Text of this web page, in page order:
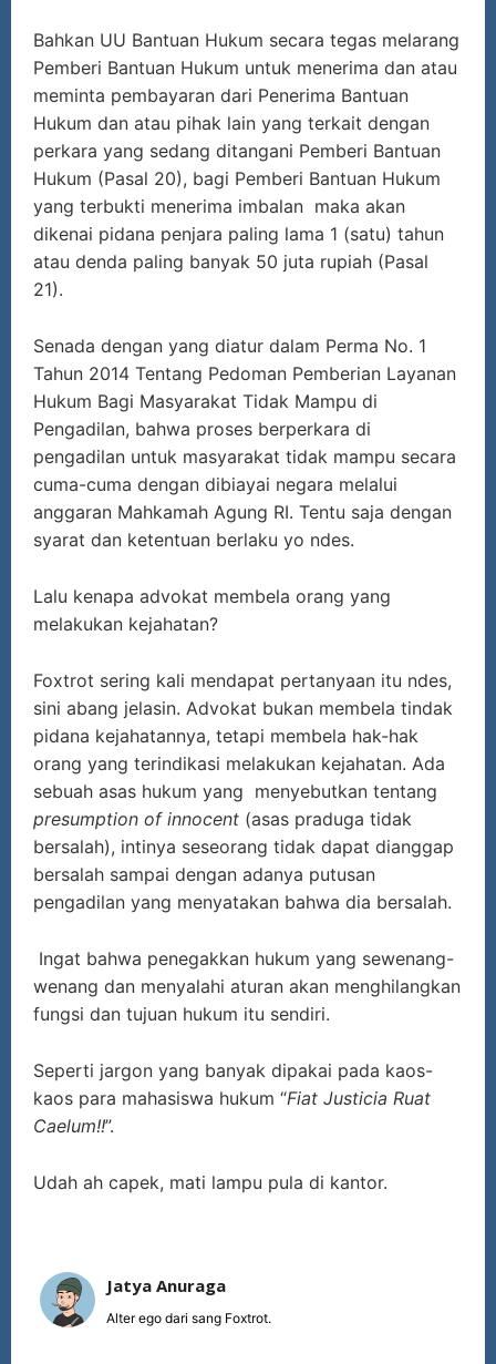
Bahkan UU Bantuan Hukum secara tegas melarang
Pemberi Bantuan Hukum untuk menerima dan atau
meminta pembayaran dari Penerima Bantuan
Hukum dan atau pihak lain yang terkait dengan
perkara yang sedang ditangani Pemberi Bantuan
Hukum (Pasal 20), bagi Pemberi Bantuan Hukum
yang terbukti menerima imbalan maka akan
dikenai pidana penjara paling lama 1 (satu) tahun
atau denda paling banyak 50 juta rupiah (Pasal
21).
Senada dengan yang diatur dalam Perma No. 1
Tahun 2014 Tentang Pedoman Pemberian Layanan
Hukum Bagi Masyarakat Tidak Mampu di
Pengadilan, bahwa proses berperkara di
pengadilan untuk masyarakat tidak mampu secara
cuma-cuma dengan dibiayai negara melalui
anggaran Mahkamah Agung RI. Tentu saja dengan
syarat dan ketentuan berlaku yo ndes.
Lalu kenapa advokat membela orang yang
melakukan kejahatan?
Foxtrot sering kali mendapat pertanyaan itu ndes,
sini abang jelasin. Advokat bukan membela tindak
pidana kejahatannya, tetapi membela hak-hak
orang yang terindikasi melakukan kejahatan. Ada
sebuah asas hukum yang menyebutkan tentang
presumption of innocent (asas praduga tidak
bersalah), intinya seseorang tidak dapat dianggap
bersalah sampai dengan adanya putusan
pengadilan yang menyatakan bahwa dia bersalah.
Ingat bahwa penegakkan hukum yang sewenang-
wenang dan menyalahi aturan akan menghilangkan
fungsi dan tujuan hukum itu sendiri.
Seperti jargon yang banyak dipakai pada kaos-
kaos para mahasiswa hukum “Fiat Justicia Ruat
Caelum!!”.
Udah ah capek, mati lampu pula di kantor.
Jatya Anuraga
Alter ego dari sang Foxtrot.